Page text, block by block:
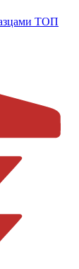
ТОП